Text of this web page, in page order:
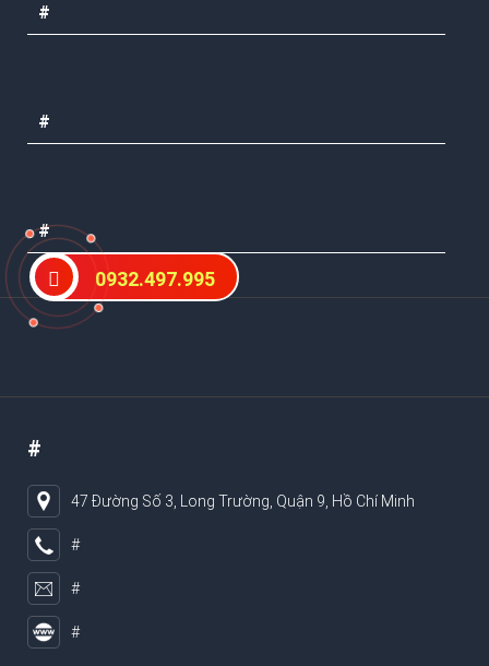
#
#
#
#
47 Đường Số 3, Long Trường, Quận 9, Hồ Chí Minh
#
#
#
0932.497.995